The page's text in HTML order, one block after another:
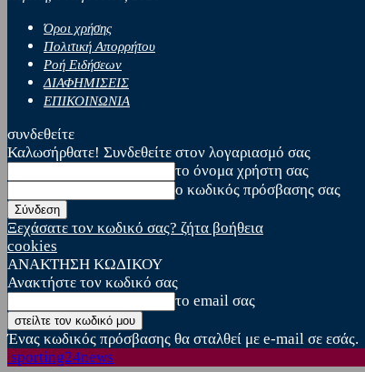
Όροι χρήσης
Πολιτική Απορρήτου
Ροή Ειδήσεων
ΔΙΑΦΗΜΙΣΕΙΣ
ΕΠΙΚΟΙΝΩΝΙΑ
συνδεθείτε
Καλωσήρθατε! Συνδεθείτε στον λογαριασμό σας
το όνομα χρήστη σας
ο κωδικός πρόσβασης σας
Ξεχάσατε τον κωδικό σας? ζήτα βοήθεια
cookies
ΑΝΑΚΤΗΣΗ ΚΩΔΙΚΟΥ
Ανακτήστε τον κωδικό σας
το email σας
Ένας κωδικός πρόσβασης θα σταλθεί με e-mail σε εσάς.
sporting24news